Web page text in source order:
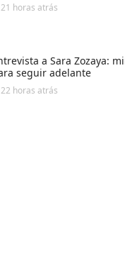
21 horas atrás
a Sara Zozaya:
seguir adelante
22 horas atrás